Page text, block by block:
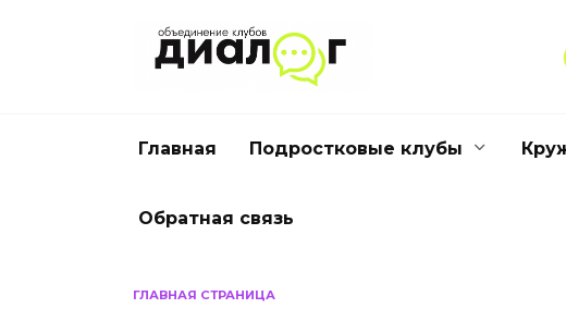
Главная Подростковые клубы
Обратная связь
ГЛАВНАЯ СТРАНИЦА